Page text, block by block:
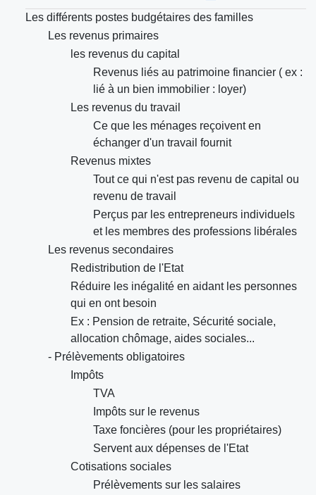
Les différents postes budgétaires des familles
Les revenus primaires
les revenus du capital
Revenus liés au patrimoine financier ( ex :
lié à un bien immobilier : loyer)
Les revenus du travail
Ce que les ménages reçoivent en
échanger d'un travail fournit
Revenus mixtes
Tout ce qui n'est pas revenu de capital ou
revenu de travail
Perçus par les entrepreneurs individuels
et les membres des professions libérales
Les revenus secondaires
Redistribution de l'Etat
Réduire les inégalité en aidant les personnes
qui en ont besoin
Ex : Pension de retraite, Sécurité sociale,
allocation chômage, aides sociales...
- Prélèvements obligatoires
Impôts
TVA
Impôts sur le revenus
Taxe foncières (pour les propriétaires)
Servent aux dépenses de l'Etat
Cotisations sociales
Prélèvements sur les salaires